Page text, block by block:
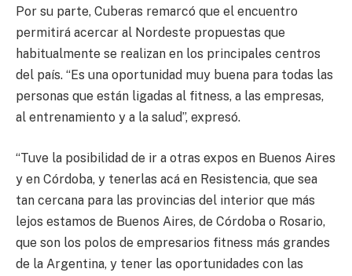
Por su parte, Cuberas remarcó que el encuentro
permitirá acercar al Nordeste propuestas que
habitualmente se realizan en los principales centros
del país. “Es una oportunidad muy buena para todas las
personas que están ligadas al fitness, a las empresas,
al entrenamiento y a la salud”, expresó.
“Tuve la posibilidad de ir a otras expos en Buenos Aires
y en Córdoba, y tenerlas acá en Resistencia, que sea
tan cercana para las provincias del interior que más
lejos estamos de Buenos Aires, de Córdoba o Rosario,
que son los polos de empresarios fitness más grandes
de la Argentina, y tener las oportunidades con las